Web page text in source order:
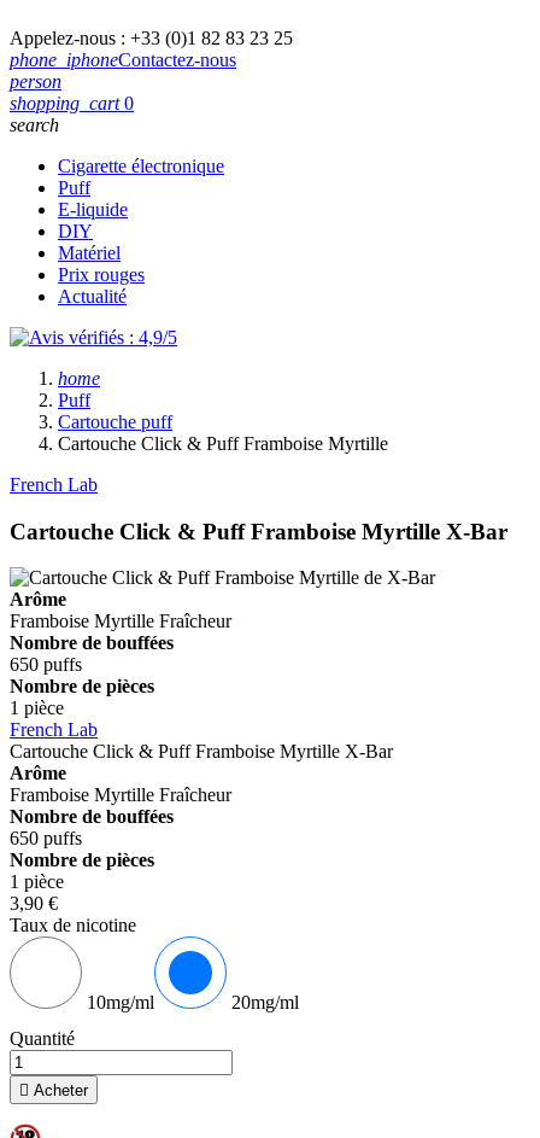
Appelez-nous : +33 (0)1 82 83 23 25
phone_iphoneContactez-nous
person
shopping_cart 0
search
Cigarette électronique
Puff
E-liquide
DIY
Matériel
Prix rouges
Actualité
home
Puff
Cartouche puff
Cartouche Click & Puff Framboise Myrtille
French Lab
Cartouche Click & Puff Framboise Myrtille X-Bar
Arôme
Framboise Myrtille Fraîcheur
Nombre de bouffées
650 puffs
Nombre de pièces
1 pièce
French Lab
Cartouche Click & Puff Framboise Myrtille X-Bar
Arôme
Framboise Myrtille Fraîcheur
Nombre de bouffées
650 puffs
Nombre de pièces
1 pièce
3,90 €
Taux de nicotine
10mg/ml
20mg/ml
Quantité
 Acheter